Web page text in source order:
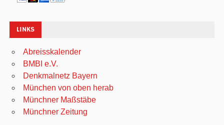
LINKS
Abreisskalender
BMBI e.V.
Denkmalnetz Bayern
München von oben herab
Münchner Maßstäbe
Münchner Zeitung